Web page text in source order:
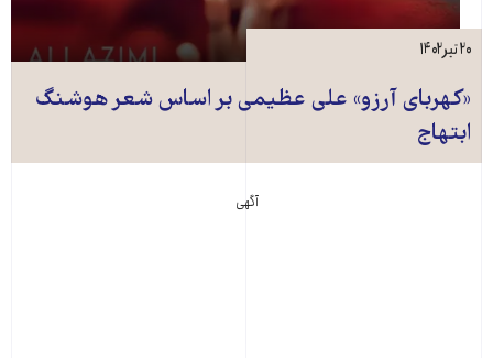
«کهربای آرزو» علی عظیمی بر اساس شعر هوشنگ
ابتهاج
۲۰ تیر ۱۴۰۲
آگهی